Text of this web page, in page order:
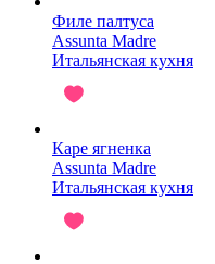
Филе палтуса
Assunta Madre
Итальянская кухня
Каре ягненка
Assunta Madre
Итальянская кухня